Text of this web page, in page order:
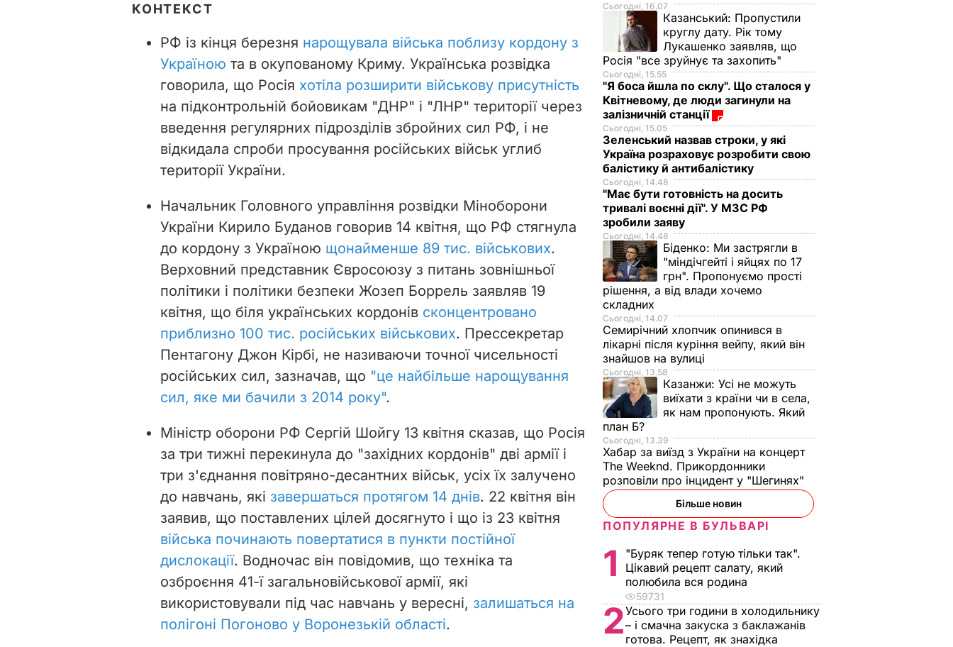
КОНТЕКСТ
РФ із кінця березня нарощувала війська поблизу кордону з
Україною та в окупованому Криму. Українська розвідка
говорила, що Росія хотіла розширити військову присутність
на підконтрольній бойовикам "ДНР" і "ЛНР" території через
введення регулярних підрозділів збройних сил РФ, і не
відкидала спроби просування російських військ углиб
території України.
Начальник Головного управління розвідки Міноборони
України Кирило Буданов говорив 14 квітня, що РФ стягнула
до кордону з Україною щонайменше 89 тис. військових.
Верховний представник Євросоюзу з питань зовнішньої
політики і політики безпеки Жозеп Боррель заявляв 19
квітня, що біля українських кордонів сконцентровано
приблизно 100 тис. російських військових. Прессекретар
Пентагону Джон Кірбі, не називаючи точної чисельності
російських сил, зазначав, що "це найбільше нарощування
сил, яке ми бачили з 2014 року".
Міністр оборони РФ Сергій Шойгу 13 квітня сказав, що Росія
за три тижні перекинула до "західних кордонів" дві армії і
три з'єднання повітряно-десантних військ, усіх їх залучено
до навчань, які завершаться протягом 14 днів. 22 квітня він
заявив, що поставлених цілей досягнуто і що із 23 квітня
війська починають повертатися в пункти постійної
дислокації. Водночас він повідомив, що техніка та
озброєння 41-ї загальновійськової армії, які
використовували під час навчань у вересні, залишаться на
полігоні Погоново у Воронезькій області.
Сьогодні, 16.07
Казанський: Пропустили
круглу дату. Рік тому
Лукашенко заявляв, що
Росія "все зруйнує та захопить"
Сьогодні, 15.55
"Я боса йшла по склу". Що сталося у
Квітневому, де люди загинули на
залізничній станції
Сьогодні, 15.05
Зеленський назвав строки, у які
Україна розраховує розробити свою
балістику й антибалістику
Сьогодні, 14.48
"Має бути готовність на досить
тривалі воєнні дії". У МЗС РФ
зробили заяву
Сьогодні, 14.48
Біденко: Ми застрягли в
"міндічгейті і яйцях по 17
грн". Пропонуємо прості
рішення, а від влади хочемо
складних
Сьогодні, 14.07
Семирічний хлопчик опинився в
лікарні після куріння вейпу, який він
знайшов на вулиці
Сьогодні, 13.58
Казанжи: Усі не можуть
виїхати з країни чи в села,
як нам пропонують. Який
план Б?
Сьогодні, 13.39
Хабар за виїзд з України на концерт
The Weeknd. Прикордонники
розповіли про інцидент у "Шегинях"
Більше новин
ПОПУЛЯРНЕ В БУЛЬВАРІ
1
"Буряк тепер готую тільки так".
Цікавий рецепт салату, який
полюбила вся родина
59731
2Усього три години в холодильнику
– і смачна закуска з баклажанів
готова. Рецепт, як знахідка